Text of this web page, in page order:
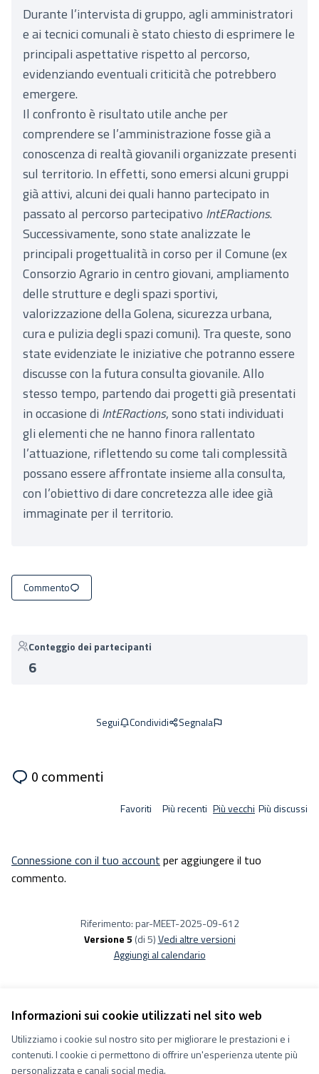
Informazioni sui cookie utilizzati nel sito web
Utilizziamo i cookie sul nostro sito per migliorare le prestazioni e i
contenuti. I cookie ci permettono di offrire un'esperienza utente più
personalizzata e canali social media.
Durante l’intervista di gruppo, agli amministratori
e ai tecnici comunali è stato chiesto di esprimere le
principali aspettative rispetto al percorso,
evidenziando eventuali criticità che potrebbero
emergere.
Il confronto è risultato utile anche per
comprendere se l’amministrazione fosse già a
conoscenza di realtà giovanili organizzate presenti
sul territorio. In effetti, sono emersi alcuni gruppi
già attivi, alcuni dei quali hanno partecipato in
passato al percorso partecipativo IntERactions.
Successivamente, sono state analizzate le
principali progettualità in corso per il Comune (ex
Consorzio Agrario in centro giovani, ampliamento
delle strutture e degli spazi sportivi,
valorizzazione della Golena, sicurezza urbana,
cura e pulizia degli spazi comuni). Tra queste, sono
state evidenziate le iniziative che potranno essere
discusse con la futura consulta giovanile. Allo
stesso tempo, partendo dai progetti già presentati
in occasione di IntERactions, sono stati individuati
gli elementi che ne hanno finora rallentato
l’attuazione, riflettendo su come tali complessità
possano essere affrontate insieme alla consulta,
con l’obiettivo di dare concretezza alle idee già
immaginate per il territorio.
Commento
Conteggio dei partecipanti
6
Segui Condividi Segnala
0 commenti
Favoriti Più recenti Più vecchi Più discussi
Connessione con il tuo account per aggiungere il tuo
commento.
Riferimento: par-MEET-2025-09-612
Versione 5 (di 5) vedi altre versioni
Aggiungi al calendario
Termini e condizioni d''uso
Impostazioni Cookie
Decidiamo su Facebook
Decidiamo su YouTube